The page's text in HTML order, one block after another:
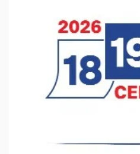
В Нижнем Новгороде
«Музыка балконов»